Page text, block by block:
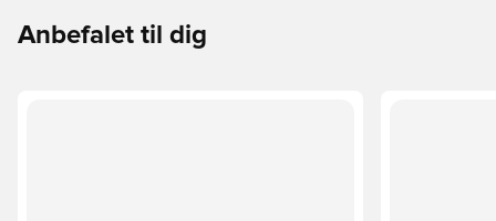
Anbefalet til dig